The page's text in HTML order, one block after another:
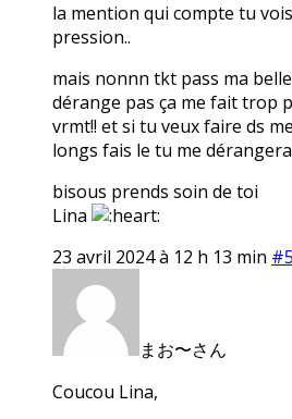
la mention qui compte tu
pression..
mais nonnn tkt pass ma
dérange pas ça me fait trop
vrmt!! et si tu veux faire ds
longs fais le tu me
bisous prends soin de toi
Lina
23 avril 2024 à 12 h 13 min
まお〜さん
Coucou Lina,